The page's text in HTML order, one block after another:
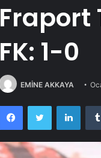
Fraport
FK: 1-0
EMİNE AKKAYA
FacebookTwitter